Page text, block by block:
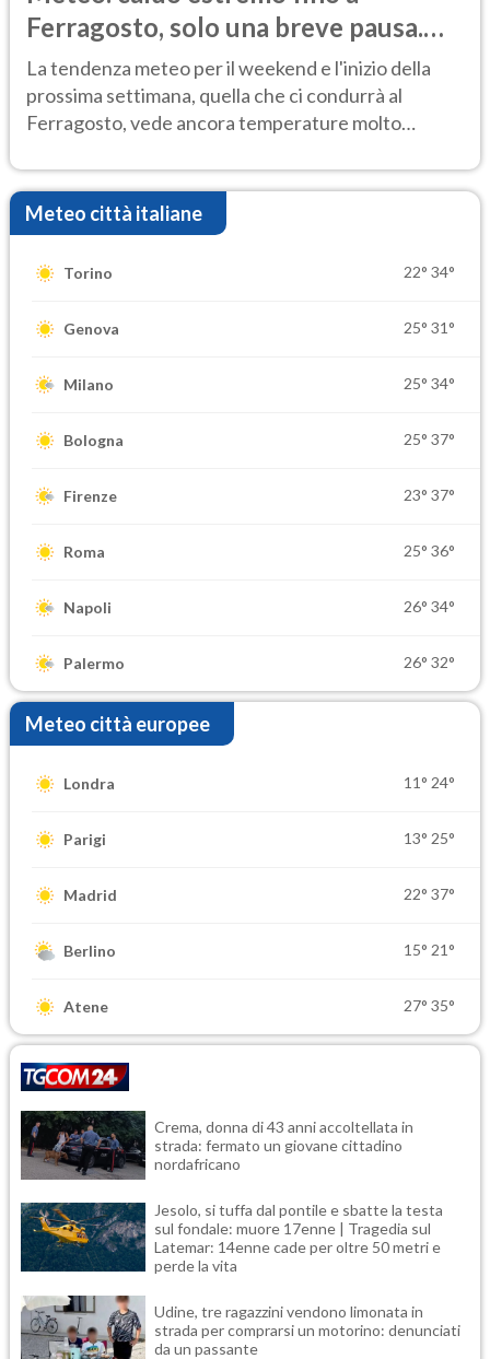
Ferragosto, solo una breve pausa.
Ecco dove
La tendenza meteo per il weekend e l'inizio della
prossima settimana, quella che ci condurrà al
Ferragosto, vede ancora temperature molto
Meteo città italiane
Torino 22° 34°
Genova 25° 31°
Milano 25° 34°
Bologna 25° 37°
Firenze 23° 37°
Roma 25° 36°
Napoli 26° 34°
Palermo 26° 32°
Meteo città europee
Londra 11° 24°
Parigi 13° 25°
Madrid 22° 37°
Berlino 15° 21°
Atene 27° 35°
Crema, donna di 43 anni accoltellata in
strada: fermato un giovane cittadino
nordafricano
Jesolo, si tuffa dal pontile e sbatte la testa
sul fondale: muore 17enne | Tragedia sul
Latemar: 14enne cade per oltre 50 metri e
perde la vita
Udine, tre ragazzini vendono limonata in
strada per comprarsi un motorino: denunciati
da un passante